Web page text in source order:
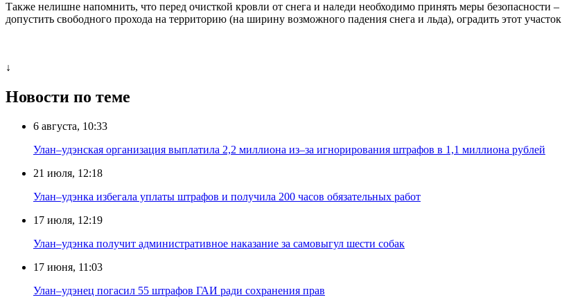
Также нелишне напомнить, что перед очисткой кровли от снега и наледи необходимо принять меры безопасности
допустить свободного прохода на территорию (на ширину возможного падения снега и льда), оградить этот
↓
Новости по теме
6 августа, 10:33
Улан–удэнская организация выплатила 2,2 миллиона из–за игнорирования штрафов в 1,1 миллиона рублей
21 июля, 12:18
Улан–удэнка избегала уплаты штрафов и получила 200 часов обязательных работ
17 июля, 12:19
Улан–удэнка получит административное наказание за самовыгул шести собак
17 июня, 11:03
Улан–удэнец погасил 55 штрафов ГАИ ради сохранения прав